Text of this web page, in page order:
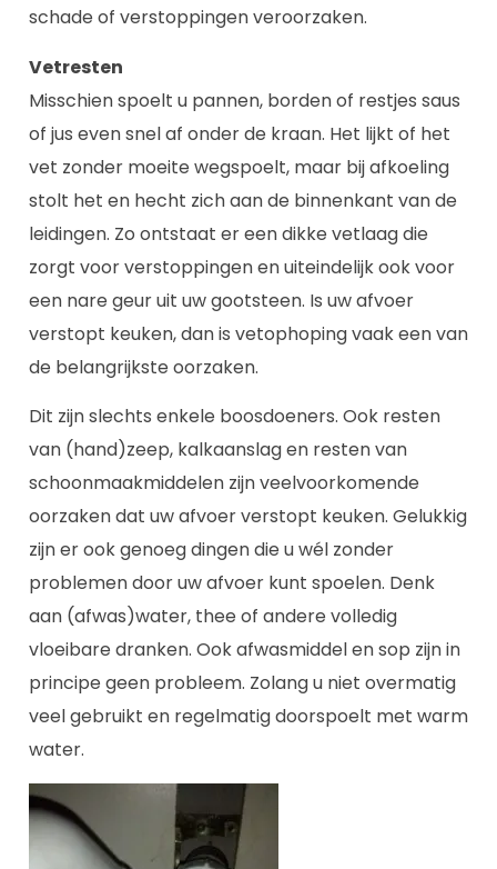
schade of verstoppingen veroorzaken.
Vetresten
Misschien spoelt u pannen, borden of restjes saus
of jus even snel af onder de kraan. Het lijkt of het
vet zonder moeite wegspoelt, maar bij afkoeling
stolt het en hecht zich aan de binnenkant van de
leidingen. Zo ontstaat er een dikke vetlaag die
zorgt voor verstoppingen en uiteindelijk ook voor
een nare geur uit uw gootsteen. Is uw afvoer
verstopt keuken, dan is vetophoping vaak een van
de belangrijkste oorzaken.
Dit zijn slechts enkele boosdoeners. Ook resten
van (hand)zeep, kalkaanslag en resten van
schoonmaakmiddelen zijn veelvoorkomende
oorzaken dat uw afvoer verstopt keuken. Gelukkig
zijn er ook genoeg dingen die u wél zonder
problemen door uw afvoer kunt spoelen. Denk
aan (afwas)water, thee of andere volledig
vloeibare dranken. Ook afwasmiddel en sop zijn in
principe geen probleem. Zolang u niet overmatig
veel gebruikt en regelmatig doorspoelt met warm
water.